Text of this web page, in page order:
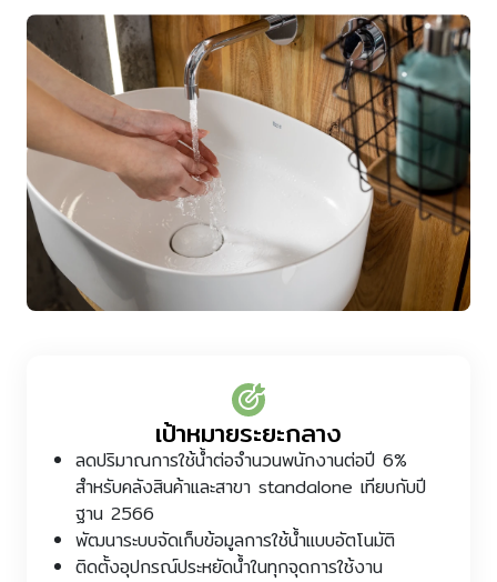
เป้าหมายระยะกลาง
ลดปริมาณการใช้น้ำต่อจำนวนพนักงานต่อปี 6%
สำหรับคลังสินค้าและสาขา standalone เทียบกับปี
ฐาน 2566
พัฒนาระบบจัดเก็บข้อมูลการใช้น้ำแบบอัตโนมัติ
ติดตั้งอุปกรณ์ประหยัดน้ำในทุกจุดการใช้งาน